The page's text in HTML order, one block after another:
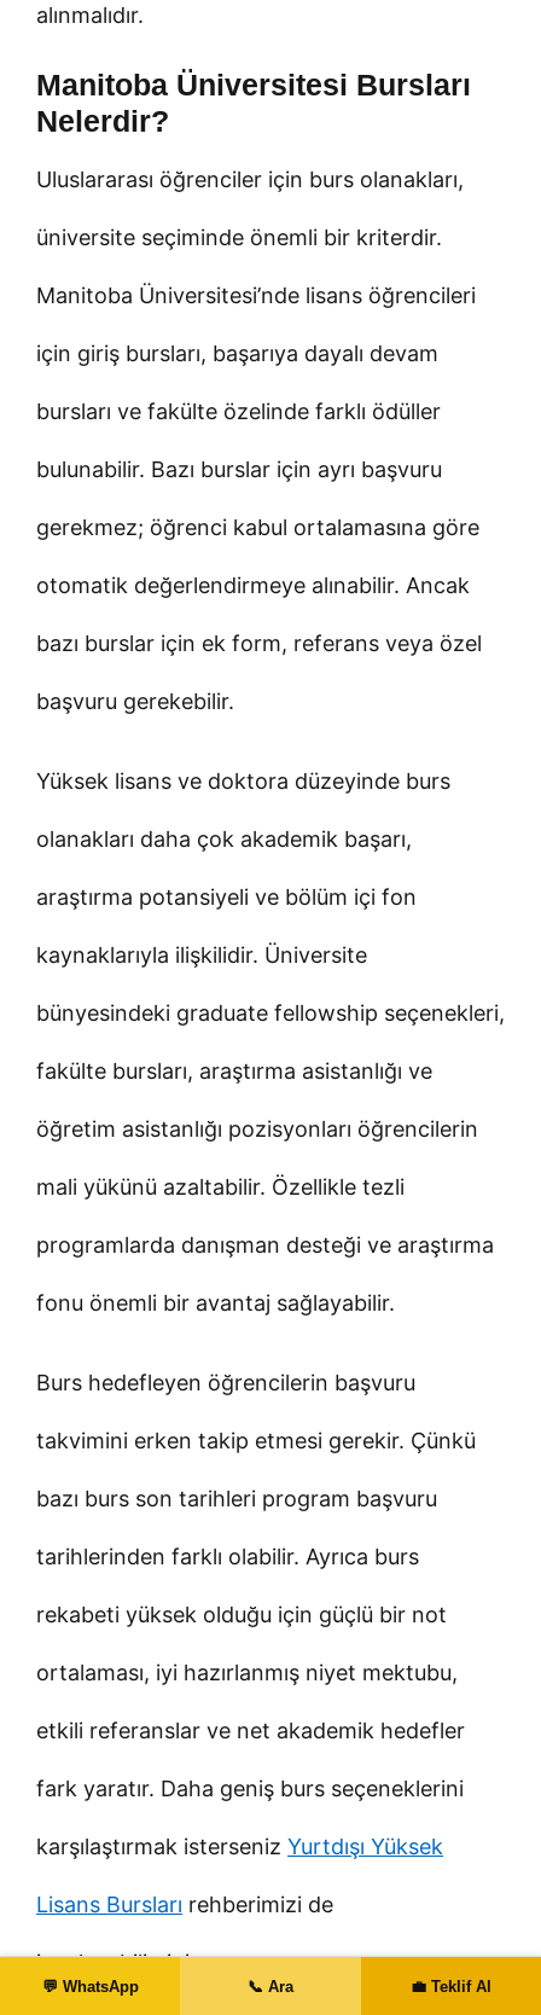
alınmalıdır.
Manitoba Üniversitesi Bursları
Nelerdir?
Uluslararası öğrenciler için burs olanakları,
üniversite seçiminde önemli bir kriterdir.
Manitoba Üniversitesi’nde lisans öğrencileri
için giriş bursları, başarıya dayalı devam
bursları ve fakülte özelinde farklı ödüller
bulunabilir. Bazı burslar için ayrı başvuru
gerekmez; öğrenci kabul ortalamasına göre
otomatik değerlendirmeye alınabilir. Ancak
bazı burslar için ek form, referans veya özel
başvuru gerekebilir.
Yüksek lisans ve doktora düzeyinde burs
olanakları daha çok akademik başarı,
araştırma potansiyeli ve bölüm içi fon
kaynaklarıyla ilişkilidir. Üniversite
bünyesindeki graduate fellowship seçenekleri,
fakülte bursları, araştırma asistanlığı ve
öğretim asistanlığı pozisyonları öğrencilerin
mali yükünü azaltabilir. Özellikle tezli
programlarda danışman desteği ve araştırma
fonu önemli bir avantaj sağlayabilir.
Burs hedefleyen öğrencilerin başvuru
takvimini erken takip etmesi gerekir. Çünkü
bazı burs son tarihleri program başvuru
tarihlerinden farklı olabilir. Ayrıca burs
rekabeti yüksek olduğu için güçlü bir not
ortalaması, iyi hazırlanmış niyet mektubu,
etkili referanslar ve net akademik hedefler
fark yaratır. Daha geniş burs seçeneklerini
karşılaştırmak isterseniz Yurtdışı Yüksek
Lisans Bursları rehberimizi de
inceleyebilirsiniz.
💬 WhatsApp 📞 Ara 💼 Teklif Al